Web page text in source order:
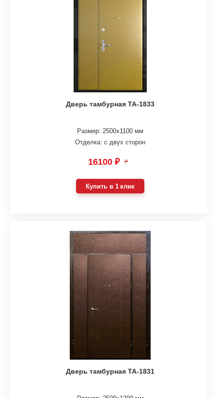
Дверь тамбурная ТА-1833
Размер: 2500х1100 мм
Отделка: с двух сторон
16100 ₽ ₽
Купить в 1 клик
Дверь тамбурная ТА-1831